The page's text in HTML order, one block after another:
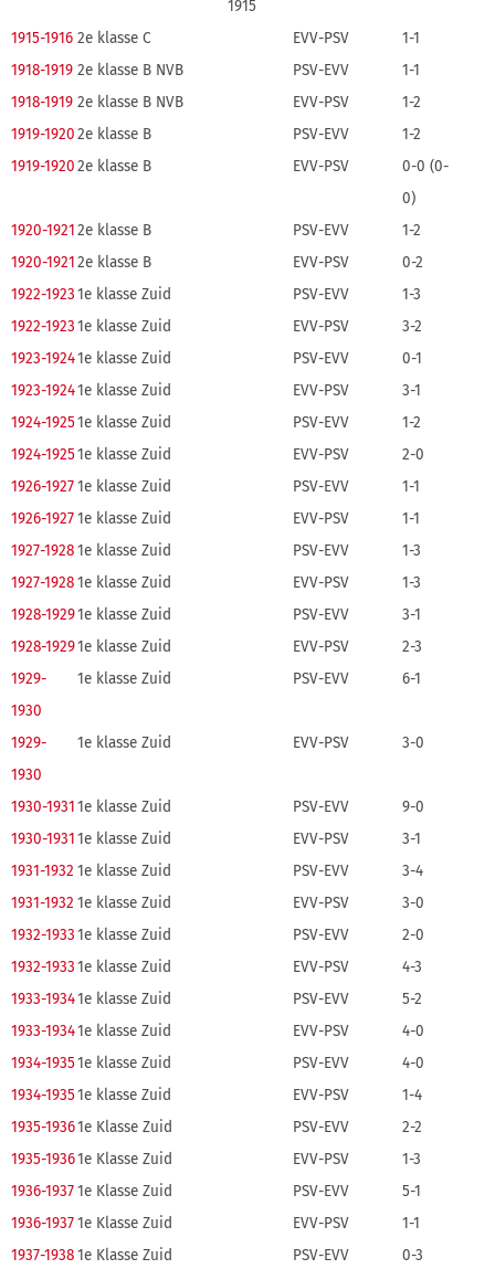
1915
1915-1916 2e klasse C EVV-PSV
1-1
1918-1919 2e klasse B NVB PSV-EVV
1-1
1918-1919 2e klasse B NVB EVV-PSV
1-2
1919-19202e klasse B PSV-EVV
1-2
1919-19202e klasse B EVV-PSV
0-0 (0-
0)
1920-19212e klasse B PSV-EVV
1-2
1920-19212e klasse B EVV-PSV
0-2
1922-19231e klasse Zuid PSV-EVV
1-3
1922-19231e klasse Zuid EVV-PSV
3-2
1923-19241e klasse Zuid PSV-EVV
0-1
1923-19241e klasse Zuid EVV-PSV
3-1
1924-19251e klasse Zuid PSV-EVV
1-2
1924-19251e klasse Zuid EVV-PSV
2-0
1926-19271e klasse Zuid PSV-EVV
1-1
1926-19271e klasse Zuid EVV-PSV
1-1
1927-19281e klasse Zuid PSV-EVV
1-3
1927-19281e klasse Zuid EVV-PSV
1-3
1928-19291e klasse Zuid PSV-EVV
3-1
1928-19291e klasse Zuid EVV-PSV
2-3
1929-
1930
1e klasse Zuid PSV-EVV 6-1
1929-
1930
1e klasse Zuid EVV-PSV 3-0
1930-19311e klasse Zuid PSV-EVV
9-0
1930-19311e klasse Zuid EVV-PSV
3-1
1931-1932 1e klasse Zuid PSV-EVV
3-4
1931-1932 1e klasse Zuid EVV-PSV
3-0
1932-19331e klasse Zuid PSV-EVV
2-0
1932-19331e klasse Zuid EVV-PSV
4-3
1933-19341e klasse Zuid PSV-EVV
5-2
1933-19341e klasse Zuid EVV-PSV
4-0
1934-19351e klasse Zuid PSV-EVV
4-0
1934-19351e klasse Zuid EVV-PSV
1-4
1935-19361e Klasse Zuid PSV-EVV
2-2
1935-19361e Klasse Zuid EVV-PSV
1-3
1936-19371e Klasse Zuid PSV-EVV
5-1
1936-19371e Klasse Zuid EVV-PSV
1-1
1937-19381e Klasse Zuid PSV-EVV 0-3